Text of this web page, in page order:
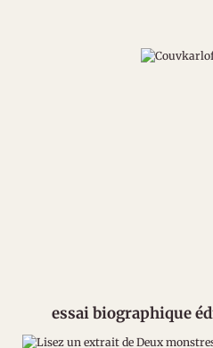
essai biographique